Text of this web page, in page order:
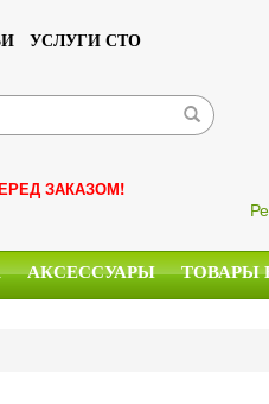
УСЛУГИ СТО
ЗАКАЗОМ!
АКСЕССУАРЫ ТОВАРЫ